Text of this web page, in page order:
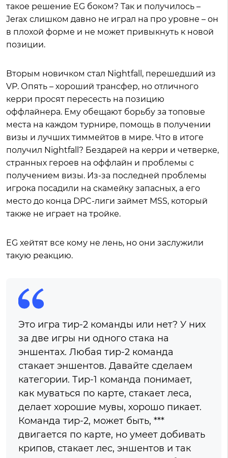
такое решение EG боком? Так и получилось –
Jerax слишком давно не играл на про уровне – он
в плохой форме и не может привыкнуть к новой
позиции.
Вторым новичком стал Nightfall, перешедший из
VP. Опять – хороший трансфер, но отличного
керри просят пересесть на позицию
оффлайнера. Ему обещают борьбу за топовые
места на каждом турнире, помощь в получении
визы и лучших тиммейтов в мире. Что в итоге
получил Nightfall? Бездарей на керри и четверке,
странных героев на оффлайн и проблемы с
получением визы. Из-за последней проблемы
игрока посадили на скамейку запасных, а его
место до конца DPC-лиги займет MSS, который
также не играет на тройке.
EG хейтят все кому не лень, но они заслужили
такую реакцию.
Это игра тир-2 команды или нет? У них
за две игры ни одного стака на
эншентах. Любая тир-2 команда
стакает эншентов. Давайте сделаем
категории. Тир-1 команда понимает,
как муваться по карте, стакает леса,
делает хорошие мувы, хорошо пикает.
Команда тир-2, может быть, ***
двигается по карте, но умеет добивать
крипов, стакает лес, эншентов и так